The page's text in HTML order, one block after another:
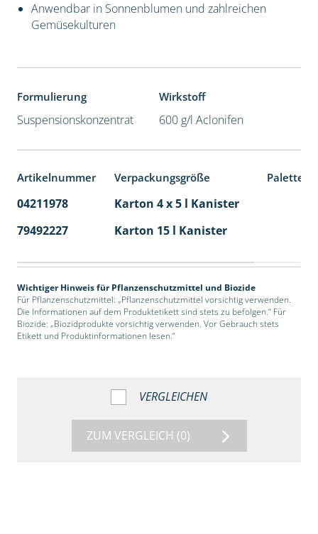
Anwendbar in Sonnenblumen und zahlreichen
Gemüsekulturen
Formulierung
Suspensionskonzentrat
Wirkstoff
600 g/l Aclonifen
Artikelnummer Verpackungsgröße
04211978 Karton 4 x 5 l Kanister
79492227
Karton 15 l Kanister
Wichtiger Hinweis für Pflanzenschutzmittel und Biozide
Für Pflanzenschutzmittel: „Pflanzenschutzmittel vorsichtig verwenden.
Die Informationen auf dem Produktetikett sind stets zu befolgen.“ Für
Biozide: „Biozidprodukte vorsichtig verwenden. Vor Gebrauch stets
Etikett und Produktinformationen lesen.“
VERGLEICHEN
ZUM VERGLEICH (0)